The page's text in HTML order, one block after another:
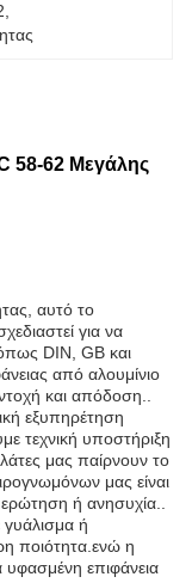
58-62 Μεγάλης
αυτό το
για να
DIN, GB και
από αλουμίνιο
και απόδοση..
εξυπηρέτηση
τεχνική υποστήριξη
μας παίρνουν το
μας είναι
ή ανησυχία..
γυάλισμα ή
ποιότητα.ενώ η
υφασμένη επιφάνεια